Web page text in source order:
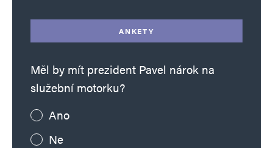
ANKETY
Měl by mít prezident Pavel nárok na
služební motorku?
Ano
Ne